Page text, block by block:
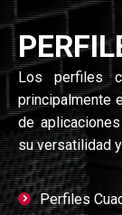
Los perfiles
principalmente
de
su versatilidad
Perfiles